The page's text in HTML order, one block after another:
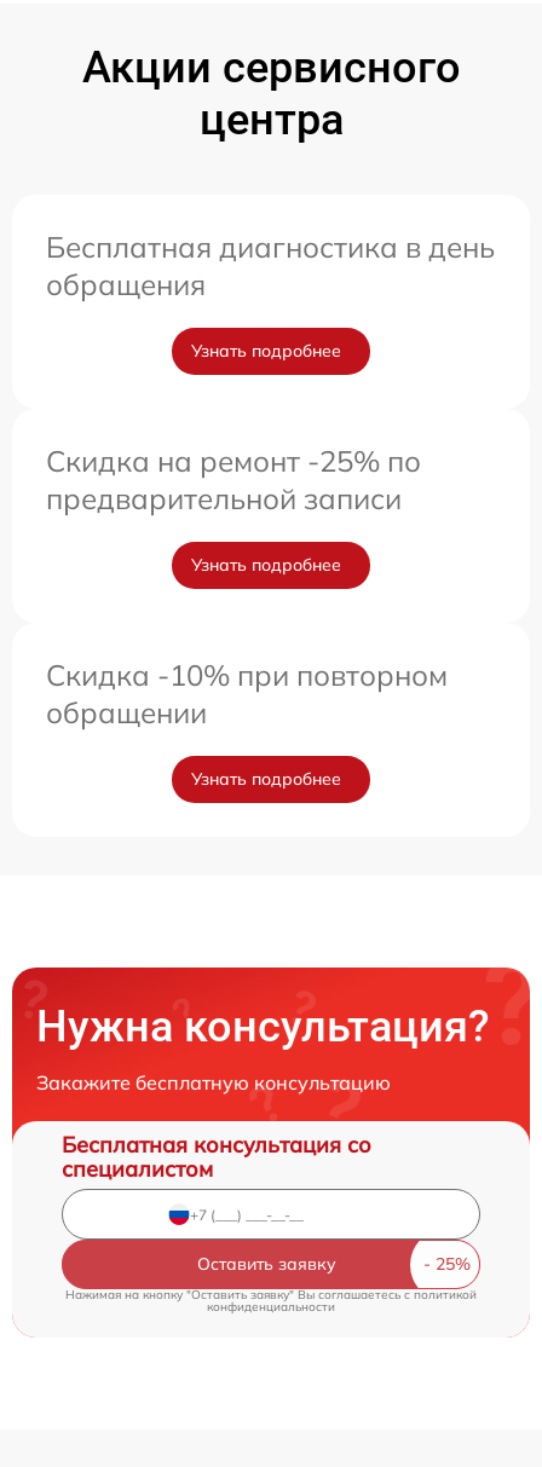
Акции сервисного
центра
Бесплатная диагностика в день
обращения
Узнать подробнее
Скидка на ремонт -25% по
предварительной записи
Узнать подробнее
Скидка -10% при повторном
обращении
Узнать подробнее
Нужна консультация?
Закажите бесплатную консультацию
Бесплатная консультация со
специалистом
Оставить заявку
Нажимая на кнопку "Оставить заявку" Вы соглашаетесь cполитикой
конфиденциальности